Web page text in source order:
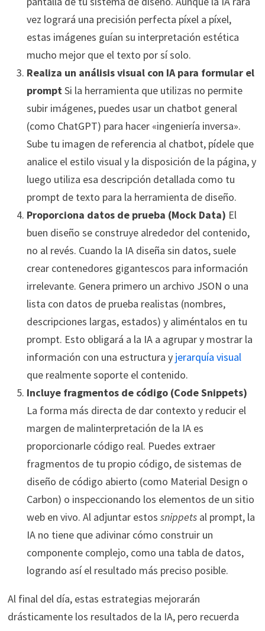
vez logrará una precisión perfecta píxel a píxel,
estas imágenes guían su interpretación estética
mucho mejor que el texto por sí solo.
Realiza un análisis visual con IA para formular el
prompt Si la herramienta que utilizas no permite
subir imágenes, puedes usar un chatbot general
(como ChatGPT) para hacer «ingeniería inversa».
Sube tu imagen de referencia al chatbot, pídele que
analice el estilo visual y la disposición de la página, y
luego utiliza esa descripción detallada como tu
prompt de texto para la herramienta de diseño.
Proporciona datos de prueba (Mock Data) El
buen diseño se construye alrededor del contenido,
no al revés. Cuando la IA diseña sin datos, suele
crear contenedores gigantescos para información
irrelevante. Genera primero un archivo JSON o una
lista con datos de prueba realistas (nombres,
descripciones largas, estados) y aliméntalos en tu
prompt. Esto obligará a la IA a agrupar y mostrar la
información con una estructura y jerarquía visual
que realmente soporte el contenido.
Incluye fragmentos de código (Code Snippets)
La forma más directa de dar contexto y reducir el
margen de malinterpretación de la IA es
proporcionarle código real. Puedes extraer
fragmentos de tu propio código, de sistemas de
diseño de código abierto (como Material Design o
Carbon) o inspeccionando los elementos de un sitio
web en vivo. Al adjuntar estos snippetsal prompt, la
IA no tiene que adivinar cómo construir un
componente complejo, como una tabla de datos,
logrando así el resultado más preciso posible.
Al final del día, estas estrategias mejorarán
drásticamente los resultados de la IA, pero recuerda